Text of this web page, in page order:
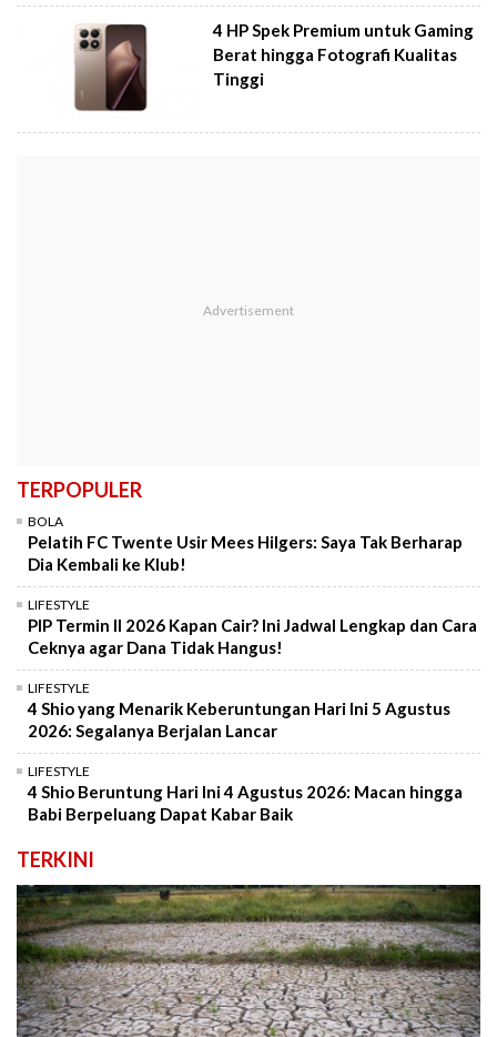
4 HP Spek Premium untuk Gaming
Berat hingga Fotografi Kualitas
Tinggi
TERPOPULER
BOLA
Pelatih FC Twente Usir Mees Hilgers: Saya Tak Berharap
Dia Kembali ke Klub!
LIFESTYLE
PIP Termin II 2026 Kapan Cair? Ini Jadwal Lengkap dan Cara
Ceknya agar Dana Tidak Hangus!
LIFESTYLE
4 Shio yang Menarik Keberuntungan Hari Ini 5 Agustus
2026: Segalanya Berjalan Lancar
LIFESTYLE
4 Shio Beruntung Hari Ini 4 Agustus 2026: Macan hingga
Babi Berpeluang Dapat Kabar Baik
TERKINI